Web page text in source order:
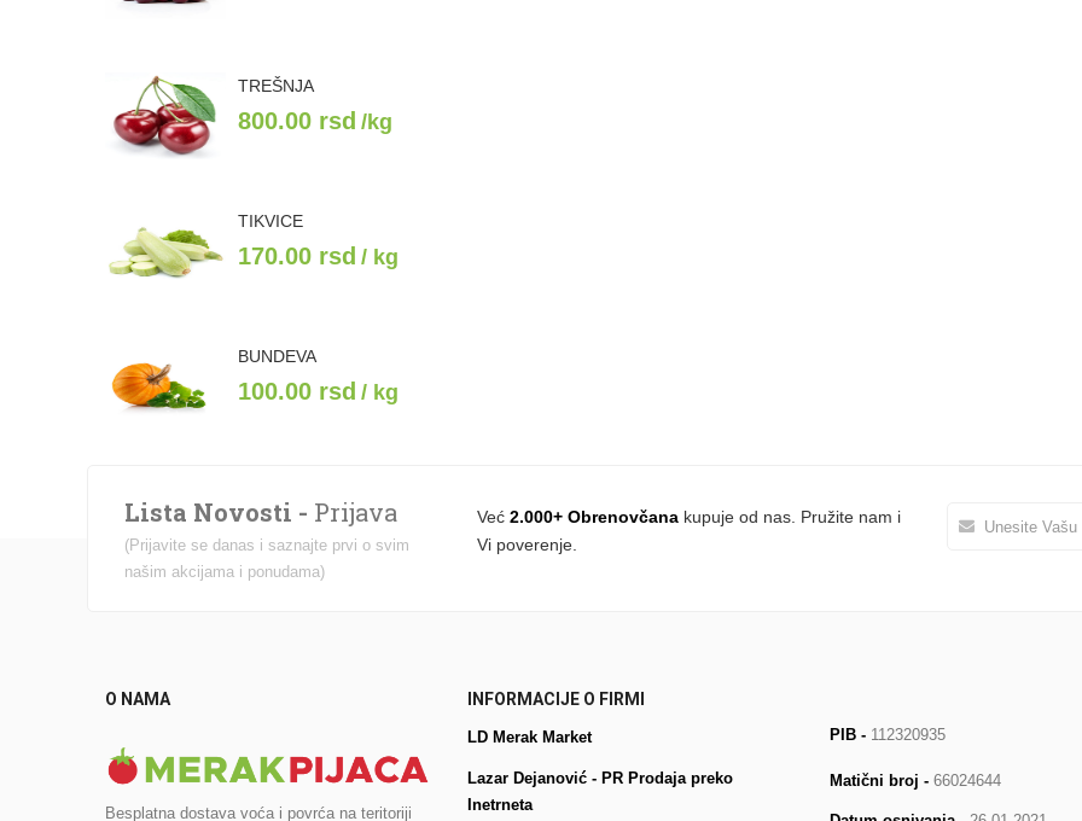
TREŠNJA
800.00 rsd /kg
TIKVICE
170.00 rsd / kg
BUNDEVA
100.00 rsd / kg
Lista Novosti - Prijava
(Prijavite se danas i saznajte prvi o svim
našim akcijama i ponudama)
Već 2.000+ Obrenovčana kupuje od nas. Pružite nam i
Vi poverenje.
O NAMA
Besplatna dostava voća i povrća na teritoriji
INFORMACIJE O FIRMI
LD Merak Market
Lazar Dejanović - PR Prodaja preko
Inetrneta
PIB - 112320935
Matični broj - 66024644